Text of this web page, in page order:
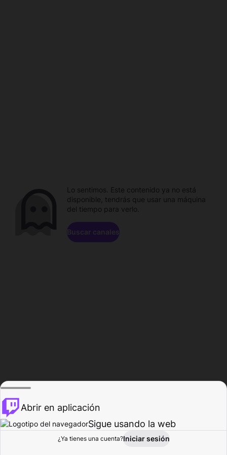
Explorar Actividad
Lo sentimos. Este contenido ya no está
disponible, tendrás que usar una máquina
del tiempo para verlo.
Buscar canales
Abrir en aplicación
Sigue usando la web
¿Ya tienes una cuenta?Iniciar sesión